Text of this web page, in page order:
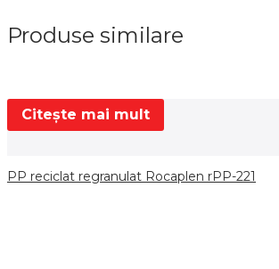
Produse similare
Citește mai mult
PP reciclat regranulat Rocaplen rPP-221